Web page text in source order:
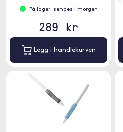
På lager, sendes i morgen
289 kr
Legg i handlekurven